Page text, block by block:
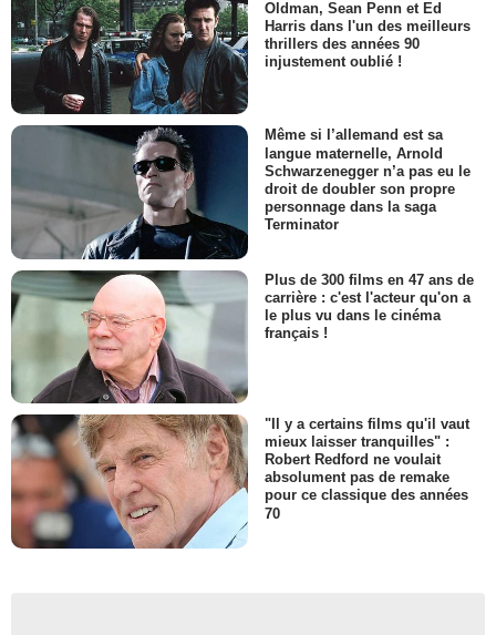
Oldman, Sean Penn et Ed
Harris dans l'un des meilleurs
thrillers des années 90
injustement oublié !
Même si l’allemand est sa
langue maternelle, Arnold
Schwarzenegger n’a pas eu le
droit de doubler son propre
personnage dans la saga
Terminator
Plus de 300 films en 47 ans de
carrière : c'est l'acteur qu'on a
le plus vu dans le cinéma
français !
"Il y a certains films qu'il vaut
mieux laisser tranquilles" :
Robert Redford ne voulait
absolument pas de remake
pour ce classique des années
70